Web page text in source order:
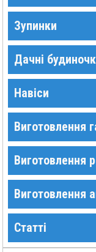
Зупинки
Дачні
Навіси
Виготовлення
Виготовлення
Виготовлення
Статті